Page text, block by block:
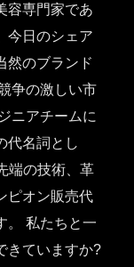
容専門家であ
今日のシェア
然のブランド
争の激しい市
ニアチームに
代名詞とし
端の技術、革
ピオン販売代
。 私たちと一
きていますか?